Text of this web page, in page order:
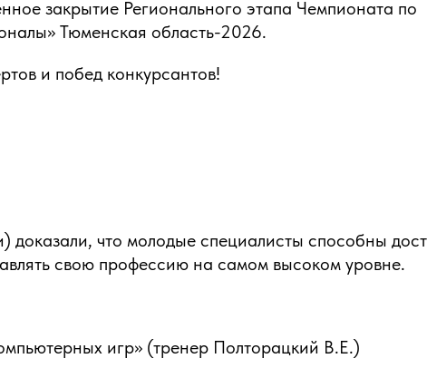
закрытие Регионального этапа Чемпионата по
Тюменская область-2026.
и побед конкурсантов!
что молодые специалисты способны
свою профессию на самом высоком уровне.
игр» (тренер Полторацкий В.Е.)